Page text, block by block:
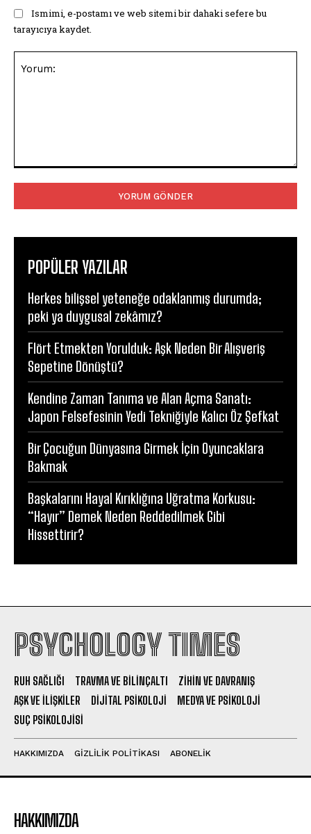
Ismimi, e-postamı ve web sitemi bir dahaki sefere bu
tarayıcıya kaydet.
POPÜLER YAZILAR
Herkes bilişsel yeteneğe odaklanmış durumda;
peki ya duygusal zekâmız?
Flört Etmekten Yorulduk: Aşk Neden Bir Alışveriş
Sepetine Dönüştü?
Kendine Zaman Tanıma ve Alan Açma Sanatı:
Japon Felsefesinin Yedi Tekniğiyle Kalıcı Öz Şefkat
Bir Çocuğun Dünyasına Girmek İçin Oyuncaklara
Bakmak
Başkalarını Hayal Kırıklığına Uğratma Korkusu:
“Hayır” Demek Neden Reddedilmek Gibi
Hissettirir?
PSYCHOLOGY TIMES
RUH SAĞLIĞI TRAVMA VE BILINÇALTI
ZIHIN VE DAVRANIŞ
AŞK VE İLIŞKILER
DIJITAL PSIKOLOJI
MEDYA VE PSIKOLOJI
SUÇ PSIKOLOJISI
HAKKIMIZDA GIZLILIK POLITIKASI ABONELIK
HAKKIMIZDA